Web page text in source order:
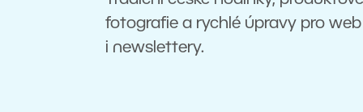
fotografie a rychlé úpravy pro web
i newslettery.